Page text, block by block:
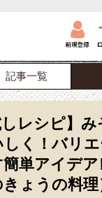
記事一覧
しレシピ】
く！バリ
単アイデ
ょうの料理